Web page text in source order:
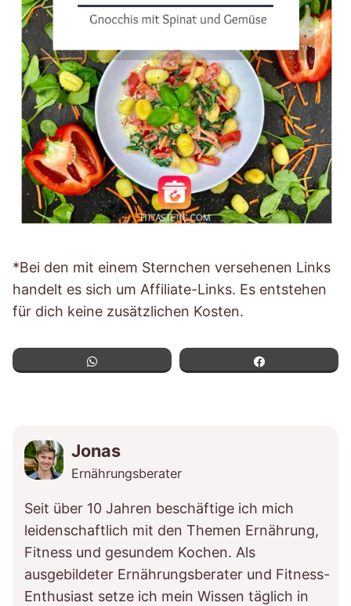
*Bei den mit einem Sternchen versehenen Links
handelt es sich um Affiliate-Links. Es entstehen
für dich keine zusätzlichen Kosten.
Jonas
Ernährungsberater
Seit über 10 Jahren beschäftige ich mich
leidenschaftlich mit den Themen Ernährung,
Fitness und gesundem Kochen. Als
ausgebildeter Ernährungsberater und Fitness-
Enthusiast setze ich mein Wissen täglich in